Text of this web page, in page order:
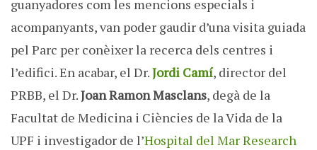
guanyadores com les mencions especials i
acompanyants, van poder gaudir d’una visita guiada
pel Parc per conèixer la recerca dels centres i
l’edifici. En acabar, el Dr.Jordi Camí, director del
PRBB, el Dr.Joan Ramon Masclans, degà de la
Facultat de Medicina i Ciències de la Vida de la
UPF i investigador de l’Hospital del Mar Research